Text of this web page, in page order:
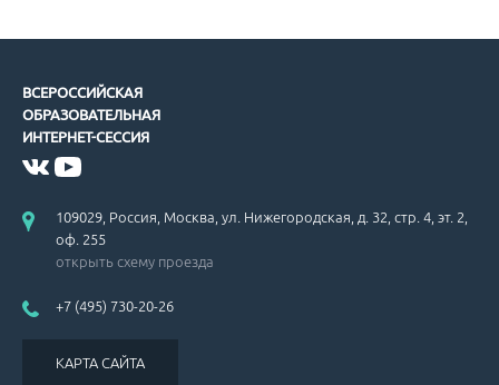
ВСЕРОССИЙСКАЯ
ОБРАЗОВАТЕЛЬНАЯ
ИНТЕРНЕТ-СЕССИЯ
109029, Россия, Москва, ул. Нижегородская, д. 32, стр. 4, эт. 2,
оф. 255
открыть схему проезда
+7 (495) 730-20-26
КАРТА САЙТА